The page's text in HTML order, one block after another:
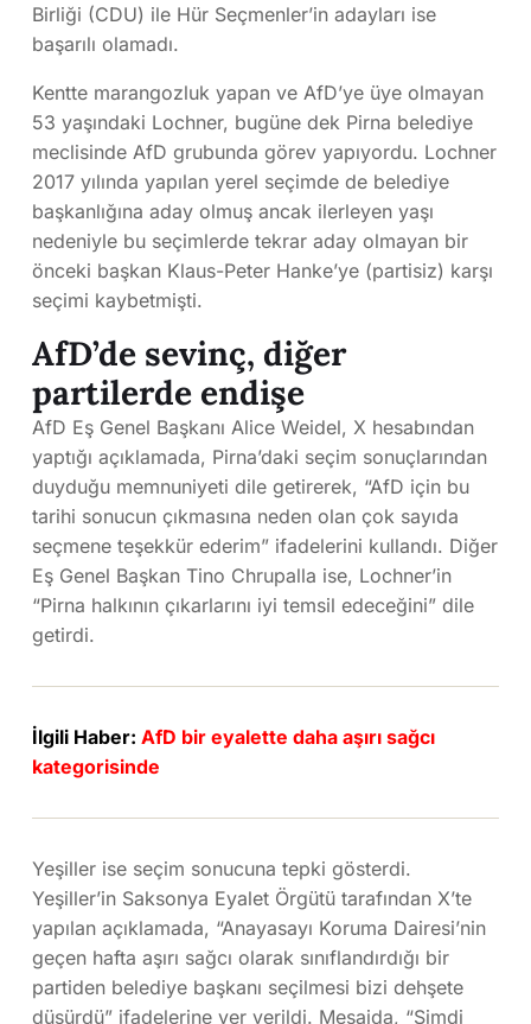
Birliği (CDU) ile Hür Seçmenler’in adayları ise
başarılı olamadı.
Kentte marangozluk yapan ve AfD’ye üye olmayan
53 yaşındaki Lochner, bugüne dek Pirna belediye
meclisinde AfD grubunda görev yapıyordu. Lochner
2017 yılında yapılan yerel seçimde de belediye
başkanlığına aday olmuş ancak ilerleyen yaşı
nedeniyle bu seçimlerde tekrar aday olmayan bir
önceki başkan Klaus-Peter Hanke’ye (partisiz) karşı
seçimi kaybetmişti.
AfD’de sevinç, diğer
partilerde endişe
AfD Eş Genel Başkanı Alice Weidel, X hesabından
yaptığı açıklamada, Pirna’daki seçim sonuçlarından
duyduğu memnuniyeti dile getirerek, “AfD için bu
tarihi sonucun çıkmasına neden olan çok sayıda
seçmene teşekkür ederim” ifadelerini kullandı. Diğer
Eş Genel Başkan Tino Chrupalla ise, Lochner’in
“Pirna halkının çıkarlarını iyi temsil edeceğini” dile
getirdi.
İlgili Haber: AfD bir eyalette daha aşırı sağcı
kategorisinde
Yeşiller ise seçim sonucuna tepki gösterdi.
Yeşiller’in Saksonya Eyalet Örgütü tarafından X’te
yapılan açıklamada, “Anayasayı Koruma Dairesi’nin
geçen hafta aşırı sağcı olarak sınıflandırdığı bir
partiden belediye başkanı seçilmesi bizi dehşete
düşürdü” ifadelerine yer verildi. Mesajda, “Şimdi